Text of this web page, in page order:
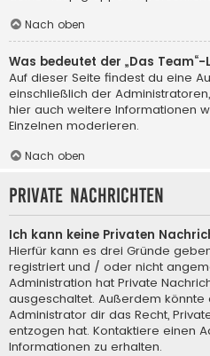
Nach oben
Was bedeutet der „Das
Auf dieser Seite findest du eine
einschließlich der
hier auch weitere Informationen
Einzelnen moderieren.
Nach oben
Private Nachrichten
Ich kann keine Privaten
Hierfür kann es drei Gründe
registriert und / oder nicht
Administration hat Private
ausgeschaltet. Außerdem könnte
Administrator dir das Recht,
entzogen hat. Kontaktiere einen
Informationen zu erhalten.